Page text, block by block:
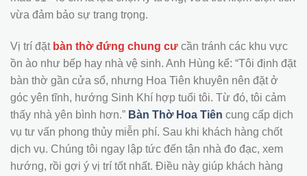
vừa đảm bảo sự trang trọng.
Vị trí đặt bàn thờ đứng chung cư cần tránh các khu vực
ồn ào như bếp hay nhà vệ sinh. Anh Hùng kể: “Tôi định đặt
bàn thờ gần cửa sổ, nhưng Hoa Tiên khuyên nên đặt ở
góc yên tĩnh, hướng Sinh Khí hợp tuổi tôi. Từ đó, tôi cảm
thấy nhà yên bình hơn.” Bàn Thờ Hoa Tiên cung cấp dịch
vụ tư vấn phong thủy miễn phí. Sau khi khách hàng chốt
dịch vụ. Chúng tôi ngay lập tức đến tận nhà đo đạc, xem
hướng, rồi gợi ý vị trí tốt nhất. Điều này giúp khách hàng